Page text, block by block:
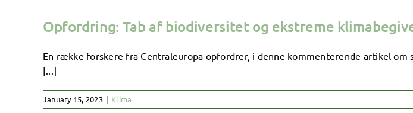
Opfordring: Tab af biodiversitet og ekstreme
En række forskere fra Centraleuropa opfordrer, i denne kommenterende artikel
[...]
January 15, 2023 | Klima